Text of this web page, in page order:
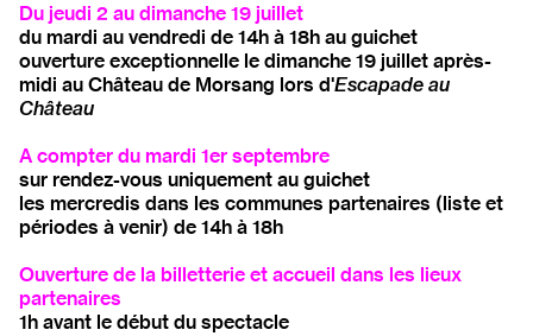
Du jeudi 2 au dimanche 19 juillet
du mardi au vendredi de 14h à 18h au guichet
ouverture exceptionnelle le dimanche 19 juillet après-
midi au Château de Morsang lors d'Escapade au
Château
A compter du mardi 1er septembre
sur rendez-vous uniquement au guichet
les mercredis dans les communes partenaires (liste et
périodes à venir) de 14h à 18h
Ouverture de la billetterie et accueil dans les lieux
partenaires
1h avant le début du spectacle